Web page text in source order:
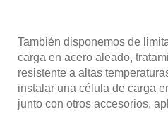
También disponemos de
carga en acero aleado,
resistente a altas
instalar una célula de carga
junto con otros accesorios,